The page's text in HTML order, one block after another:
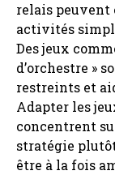
relais peuvent
activités
Des jeux
d’orchestre »
restreints et
Adapter les
concentrent
stratégie
être à la fois